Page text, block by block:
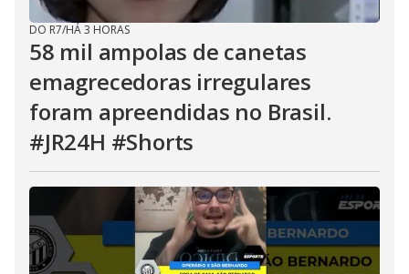
DO R7/HÁ 3 HORAS
58 mil ampolas de canetas
emagrecedoras irregulares
foram apreendidas no Brasil.
#JR24H #Shorts